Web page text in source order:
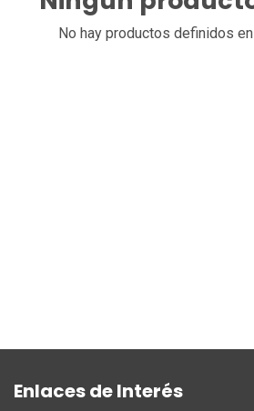
No hay productos definidos
Enlaces de Interés